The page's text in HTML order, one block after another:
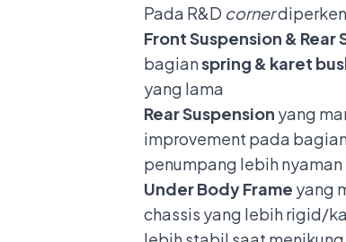
Pada R&D corner
Front Suspension & Rear
bagianspring & karet
yang lama
Rear Suspension yang
improvement pada
penumpang lebih nyaman
Under Body Frame yang
chassis yang lebih rigid/